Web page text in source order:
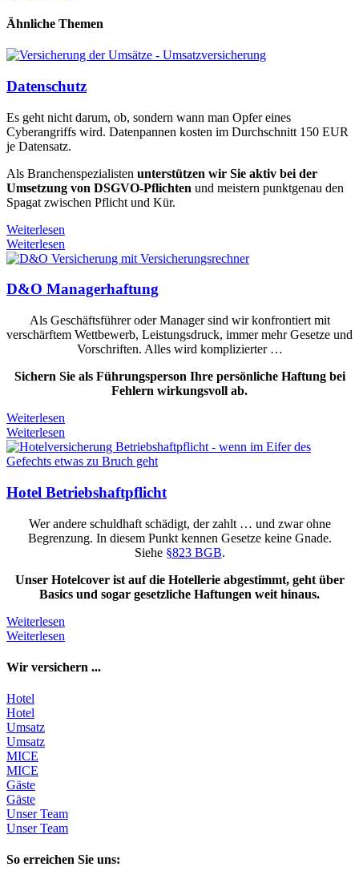
Ähnliche Themen
Datenschutz
Es geht nicht darum, ob, sondern wann man Opfer eines
Cyberangriffs wird. Datenpannen kosten im Durchschnitt 150 EUR
je Datensatz.
Als Branchenspezialisten unterstützen wir Sie aktiv bei der
Umsetzung von DSGVO-Pflichten und meistern punktgenau den
Spagat zwischen Pflicht und Kür.
Weiterlesen
Weiterlesen
D&O Managerhaftung
Als Geschäftsführer oder Manager sind wir konfrontiert mit
verschärftem Wettbewerb, Leistungsdruck, immer mehr Gesetze und
Vorschriften. Alles wird komplizierter …
Sichern Sie als Führungsperson Ihre persönliche Haftung bei
Fehlern wirkungsvoll ab.
Weiterlesen
Weiterlesen
Hotel Betriebshaftpflicht
Wer andere schuldhaft schädigt, der zahlt … und zwar ohne
Begrenzung. In diesem Punkt kennen Gesetze keine Gnade.
Siehe §823 BGB.
Unser Hotelcover ist auf die Hotellerie abgestimmt, geht über
Basics und sogar gesetzliche Haftungen weit hinaus.
Weiterlesen
Weiterlesen
Wir versichern ...
Hotel
Hotel
Umsatz
Umsatz
MICE
MICE
Gäste
Gäste
Unser Team
Unser Team
So erreichen Sie uns: